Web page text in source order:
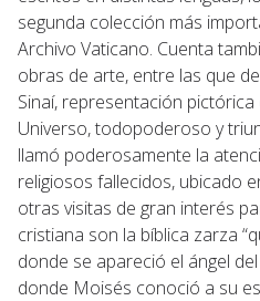
segunda colección más
Archivo Vaticano. Cuenta
obras de arte, entre las que
Sinaí, representación
Universo, todopoderoso y
llamó poderosamente la
religiosos fallecidos, ubicado
otras visitas de gran interés
cristiana son la bíblica zarza
donde se apareció el ángel
donde Moisés conoció a su